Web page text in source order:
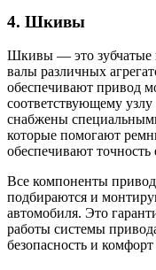
4. Шкивы
Шкивы — это зубчатые
валы различных
обеспечивают привод
соответствующему
снабжены
которые помогают
обеспечивают точность
Все компоненты
подбираются и
автомобиля. Это
работы системы
безопасность и